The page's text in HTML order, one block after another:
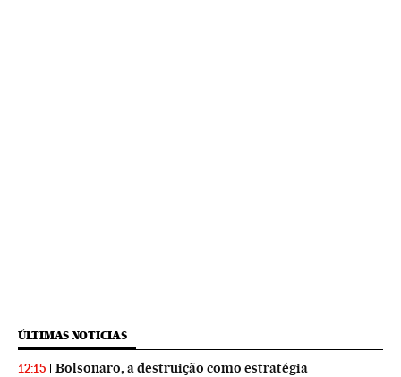
ÚLTIMAS NOTICIAS
12:15 Bolsonaro, a destruição como estratégia